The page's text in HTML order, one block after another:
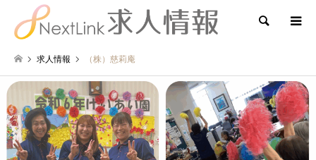
検索
求人情報 （株）慈莉庵